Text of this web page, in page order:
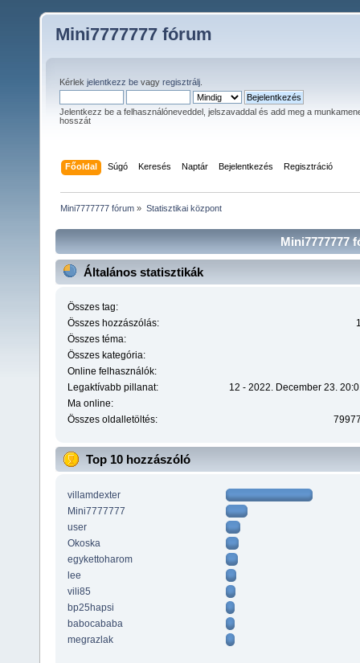
Mini7777777 fórum
Kérlek jelentkezz be vagy regisztrálj
Jelentkezz be a felhasználóneveddel, jelszavaddal és add meg a
hosszát
Főoldal Súgó Keresés Naptár Bejelentkezés Regisztráció
Mini7777777 fórum » Statisztikai központ
Mini7777777
Általános statisztikák
Összes tag:
Összes hozzászólás:
Összes téma:
Összes kategória:
Online felhasználók:
Legaktívabb pillanat:
12 - 2022. December 23.
Ma online:
Összes oldalletöltés:
Top 10 hozzászóló
villamdexter
Mini7777777
user
Okoska
egykettoharom
lee
vili85
bp25hapsi
babocababa
megrazlak